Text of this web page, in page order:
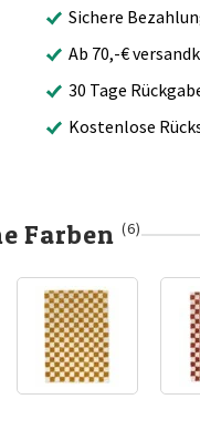
Sichere
Ab 70,-€
30 Tage
Kostenlose
Farben(6)